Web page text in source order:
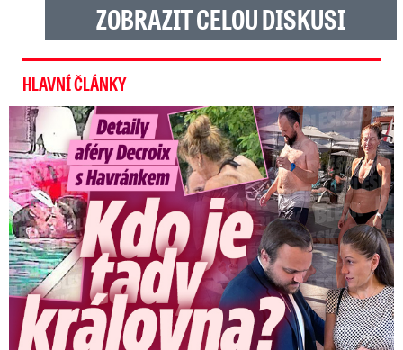
ZOBRAZIT CELOU DISKUSI
HLAVNÍ ČLÁNKY
Detaily aféry Decroix s Havránkem: Kdo je tady královna?